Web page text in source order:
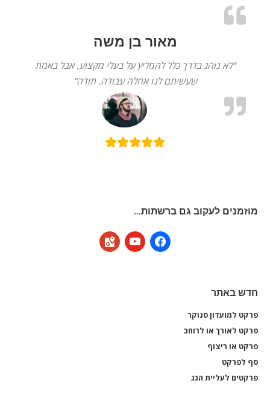
מאור בן משה
“לא נוהג בדרך כלל להמליץ על בעלי מקצוע, אבל באמת
שעשיתם לנו אחלה עבודה. תודה”
מוזמנים לעקוב גם ברשתות…
facebook
youtube
google-
maps
חדש באתר
פרקט למועדון סנוקר
פרקט לאורך או לרוחב
פרקט או ריצוף
סף לפרקט
פרקטים לעליית הגג